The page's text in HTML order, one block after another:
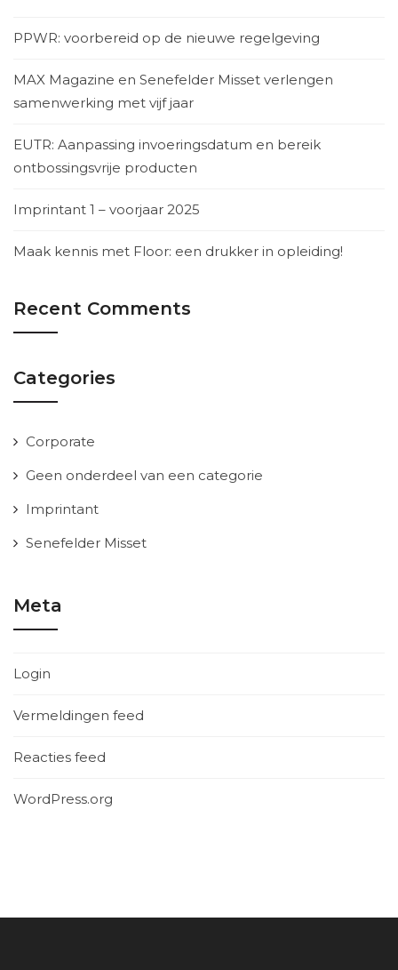
PPWR: voorbereid op de nieuwe regelgeving
MAX Magazine en Senefelder Misset verlengen
samenwerking met vijf jaar
EUTR: Aanpassing invoeringsdatum en bereik
ontbossingsvrije producten
Imprintant 1 – voorjaar 2025
Maak kennis met Floor: een drukker in opleiding!
Recent Comments
Categories
Corporate
Geen onderdeel van een categorie
Imprintant
Senefelder Misset
Meta
Login
Vermeldingen feed
Reacties feed
WordPress.org